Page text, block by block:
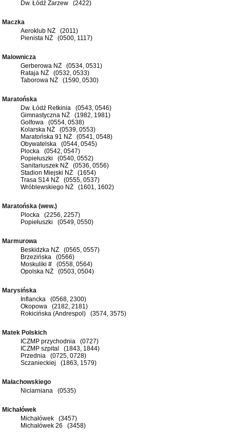
Dw. Łódź Zarzew (2422)
Maczka
Aeroklub NŻ (2011)
Pienista NŻ (0500, 1117)
Malownicza
Gerberowa NŻ (0534, 0531)
Rataja NŻ (0532, 0533)
Taborowa NŻ (1590, 0530)
Maratońska
Dw. Łódź Retkinia (0543, 0546)
Gimnastyczna NŻ (1982, 1981)
Golfowa (0554, 0538)
Kolarska NŻ (0539, 0553)
Maratońska 91 NŻ (0541, 0548)
Obywatelska (0544, 0545)
Plocka (0542, 0547)
Popiełuszki (0540, 0552)
Sanitariuszek NŻ (0536, 0556)
Stadion Miejski NŻ (1654)
Trasa S14 NŻ (0555, 0537)
Wróblewskiego NŻ (1601, 1602)
Maratońska (wew.)
Plocka (2256, 2257)
Popiełuszki (0549, 0550)
Marmurowa
Beskidzka NŻ (0565, 0557)
Brzezińska (0566)
Moskuliki # (0558, 0564)
Opolska NŻ (0503, 0504)
Marysińska
Inflancka (0568, 2300)
Okopowa (2182, 2181)
Rokicińska (Andrespol) (3574, 3575)
Matek Polskich
ICZMP przychodnia (0727)
ICZMP szpital (1843, 1844)
Przednia (0725, 0728)
Sczanieckiej (1863, 1579)
Małachowskiego
Niciarniana (0535)
Michałówek
Michałówek (3457)
Michałówek 26 (3458)